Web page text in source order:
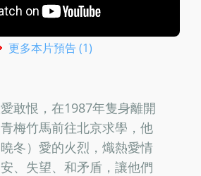
更多本片預告 (1)
敢恨，在1987年隻身離開
梅竹馬前往北京求學，他
冬）愛的火烈，熾熱愛情
、失望、和矛盾，讓他們